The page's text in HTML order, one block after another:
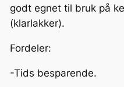
o
l
s
h
godt egnet til bruk på
(klarlakker).
Fordeler:
-Tids besparende.